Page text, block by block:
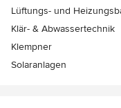
Lüftungs- und
Klär- & Abwassertechnik
Klempner
Solaranlagen